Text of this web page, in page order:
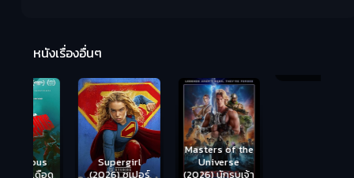
หนังเรื่องอื่นๆ
Supergirl
(2026) ซูเปอร์
Masters of the
Universe
(2026) นักรบเจ้า
Hungry (2026)